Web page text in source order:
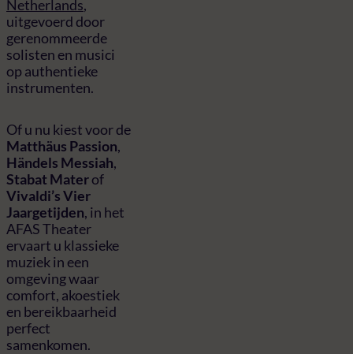
Netherlands,
uitgevoerd door
gerenommeerde
solisten en musici
op authentieke
instrumenten.
Of u nu kiest voor de
Matthäus Passion,
Händels Messiah,
Stabat Materof
Vivaldi’s Vier
Jaargetijden, in het
AFAS Theater
ervaart u klassieke
muziek in een
omgeving waar
comfort, akoestiek
en bereikbaarheid
perfect
samenkomen.